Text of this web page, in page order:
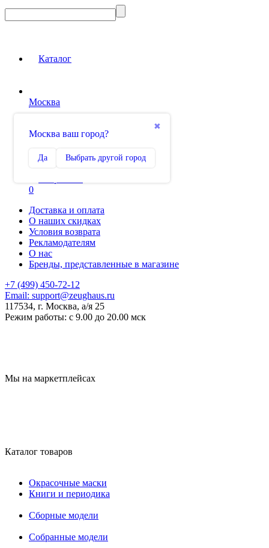
Каталог
Москва
✖
Москва ваш город?
Да Выбрать другой город
Сравнение
0
Доставка и оплата
О наших скидках
Условия возврата
Рекламодателям
О нас
Бренды, представленные в магазине
+7 (499) 450-72-12
Email: support@zeughaus.ru
117534, г. Москва, а/я 25
Режим работы: с 9.00 до 20.00 мск
Мы на маркетплейсах
Каталог товаров
Окрасочные маски
Книги и периодика
Сборные модели
Собранные модели